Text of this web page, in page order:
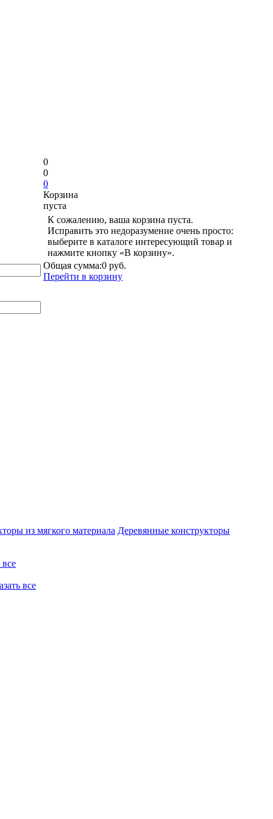
0
0
0
Корзина
пуста
К сожалению, ваша корзина пуста.
Исправить это недоразумение очень просто:
выберите в каталоге интересующий товар и
нажмите кнопку «В корзину».
Общая сумма:0 руб.
Перейти в корзину
из мягкого материала Деревянные конструкторы
все